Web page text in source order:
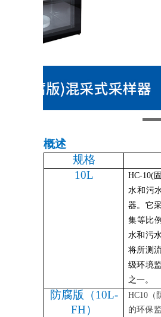
概述
规格
10L
HC-10(
水和污
器。它
集等比
水和污
将所测
级环境
之一。
防腐版（10L-
FH）
HC10
的环保